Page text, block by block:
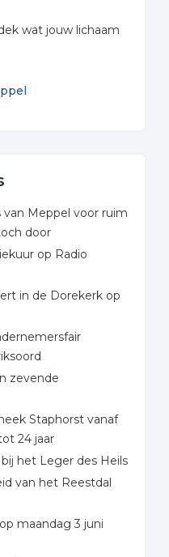
wat jouw lichaam
Meppel voor ruim
door
op Radio
in de Dorekerk op
zevende
Staphorst vanaf
24 jaar
het Leger des Heils
van het Reestdal
maandag 3 juni